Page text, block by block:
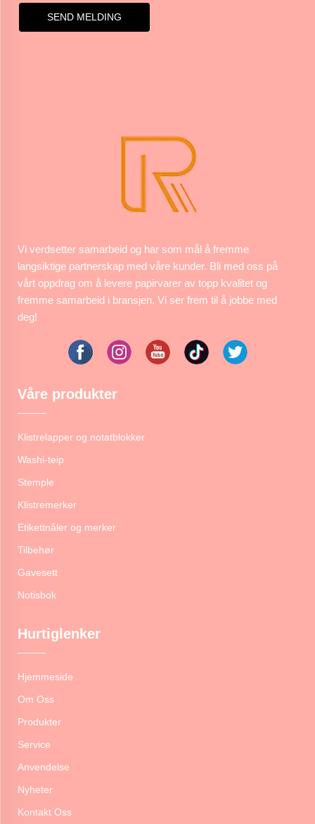
SEND MELDING
Vi verdsetter samarbeid og har som mål å fremme
langsiktige partnerskap med våre kunder. Bli med oss på
vårt oppdrag om å levere papirvarer av topp kvalitet og
fremme samarbeid i bransjen. Vi ser frem til å jobbe med
deg!
Våre produkter
Klistrelapper og notatblokker
Washi-teip
Stemple
Klistremerker
Etikettnåler og merker
Tilbehør
Gavesett
Notisbok
Hurtiglenker
Hjemmeside
Om Oss
Produkter
Service
Anvendelse
Nyheter
Kontakt Oss